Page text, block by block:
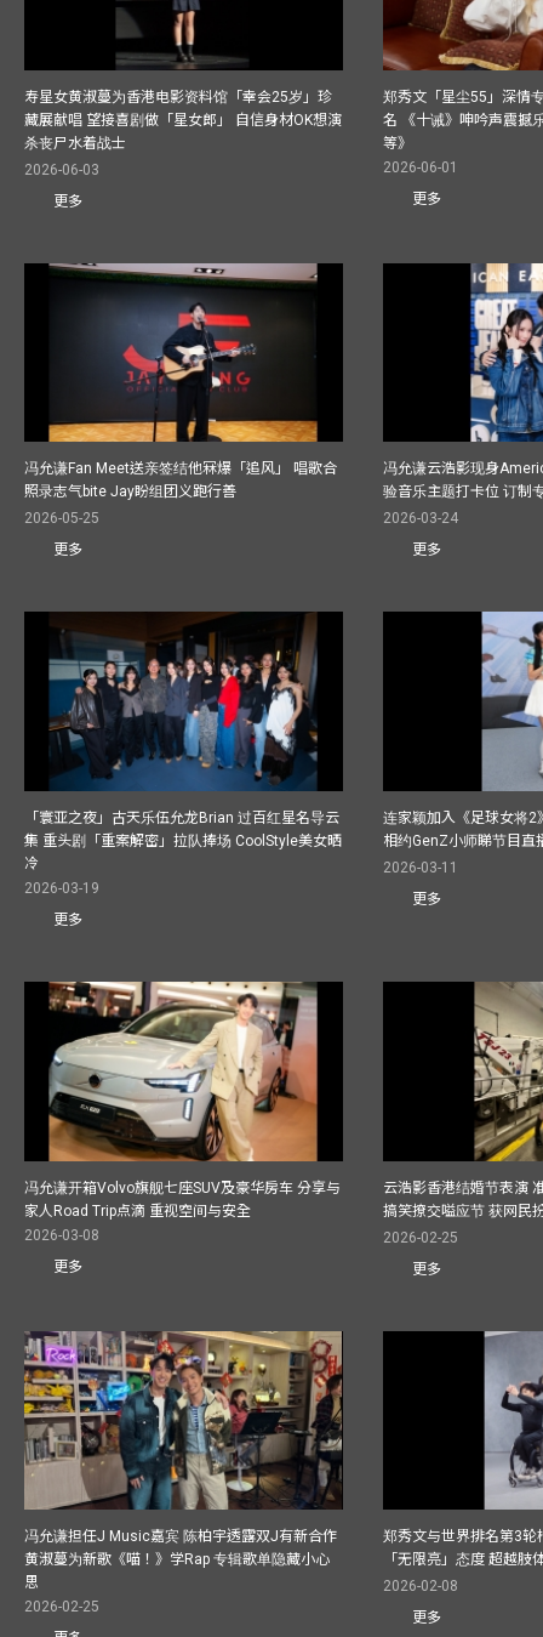
寿星女黄淑蔓为香港电影资料馆「幸会25岁」珍
藏展献唱 望接喜剧做「星女郎」 自信身材OK想演
杀丧尸水着战士
2026-06-03
更多
郑秀文「星尘55」深情
名 《十诫》呻吟声震撼
等》
2026-06-01
更多
冯允谦Fan Meet送亲签结他冧爆「追风」 唱歌合
照录志气bite Jay盼组团义跑行善
2026-05-25
更多
冯允谦云浩影现身
验音乐主题打卡位 订制
2026-03-24
更多
「寰亚之夜」古天乐伍允龙Brian 过百红星名导云
集 重头剧「重案解密」拉队捧场 CoolStyle美女晒
冷
2026-03-19
更多
连家颖加入《足球女将
相约GenZ小师睇节目直
2026-03-11
更多
冯允谦开箱Volvo旗舰七座SUV及豪华房车 分享与
家人Road Trip点滴 重视空间与安全
2026-03-08
更多
云浩影香港结婚节表演
搞笑撩交嗌应节 获网民
2026-02-25
更多
冯允谦担任J Music嘉宾 陈柏宇透露双J有新合作
黄淑蔓为新歌《喵！》学Rap 专辑歌单隐藏小心
思
2026-02-25
郑秀文与世界排名第3轮
「无限亮」态度 超越肢
2026-02-08
更多